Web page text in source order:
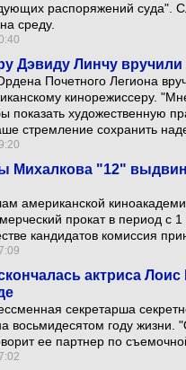
распоряжений суда".
среду.
Дэвиду Линчу
Почетного Легиона
кинорежиссеру.
показать художественную
стремление сохранить
Михалкова "12"
американской
прокат в период с
кандидатов комиссия
актриса
секретарша
восьмидесятом году
ее партнер по